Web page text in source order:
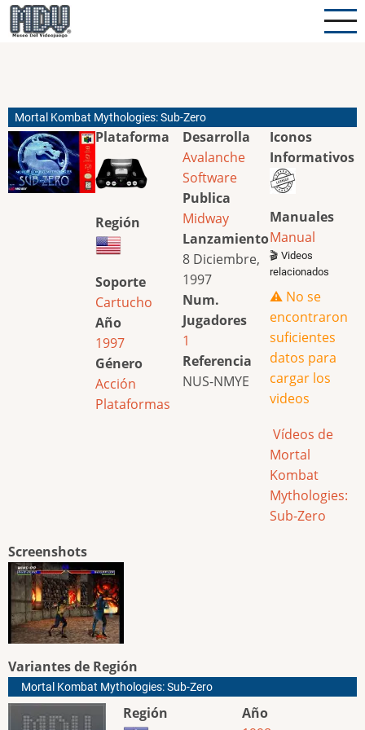
Pasar
al
Mortal Kombat Mythologies: Sub-Zero
Plataforma
Región
Soporte
Cartucho
Año
1997
Género
Acción
Plataformas
Desarrolla
Avalanche
Software
Publica
Midway
Lanzamiento
8 Diciembre,
1997
Num.
Jugadores
1
Referencia
NUS-NMYE
Iconos
Informativos
Manuales
Manual
🎬 Videos
relacionados
⚠️ No se
encontraron
suficientes
datos para
cargar los
videos
Vídeos de
Mortal
Kombat
Mythologies:
Sub-Zero
Screenshots
Variantes de Región
Mortal Kombat Mythologies: Sub-Zero
Región
Año